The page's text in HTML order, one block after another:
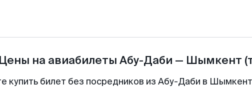
Цены на авиабилеты Абу-Даби — Шымкент
купить билет без посредников из Абу-Даби в